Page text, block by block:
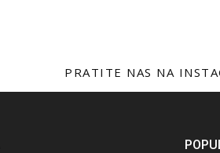
PRATITE NAS NA